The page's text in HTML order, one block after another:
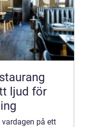
ljud för
på ett